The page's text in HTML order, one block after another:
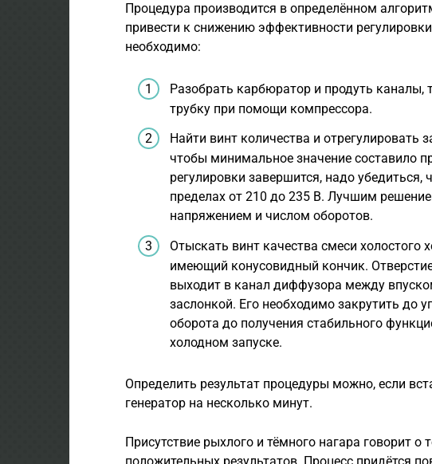
Процедура производится в определённом
привести к снижению эффективности
необходимо:
Разобрать карбюратор и продуть
трубку при помощи компрессора.
Найти винт количества и отрегулировать
чтобы минимальное значение составило
регулировки завершится, надо
пределах от 210 до 235 В. Лучшим
напряжением и числом оборотов.
Отыскать винт качества смеси холостого
имеющий конусовидный кончик.
выходит в канал диффузора между
заслонкой. Его необходимо закрутить до
оборота до получения стабильного
холодном запуске.
Определить результат процедуры можно, если
генератор на несколько минут.
Присутствие рыхлого и тёмного нагара говорит о